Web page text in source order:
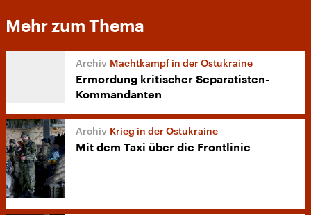
Mehr zum Thema
Machtkampf in der Ostukraine
Ermordung kritischer Separatisten-
Kommandanten
Krieg in der Ostukraine
Mit dem Taxi über die Frontlinie